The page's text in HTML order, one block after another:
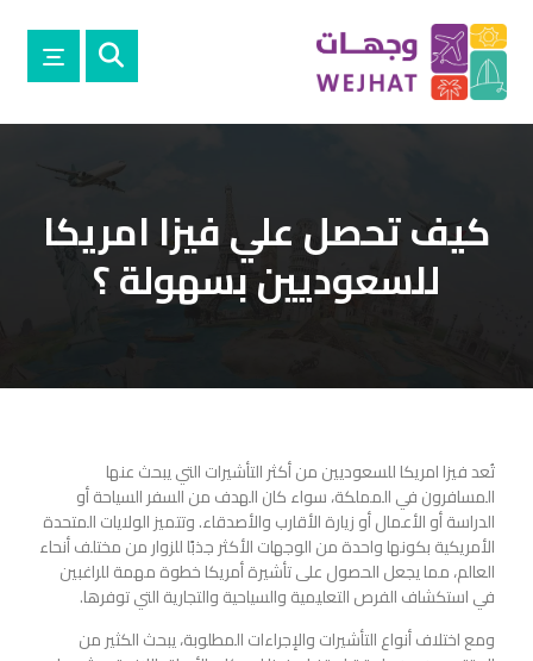
كيف تحصل علي فيزا امريكا
للسعوديين بسهولة ؟
تُعد فيزا امريكا للسعوديين من أكثر التأشيرات التي يبحث عنها
المسافرون في المملكة، سواء كان الهدف من السفر السياحة أو
الدراسة أو الأعمال أو زيارة الأقارب والأصدقاء. وتتميز الولايات المتحدة
الأمريكية بكونها واحدة من الوجهات الأكثر جذبًا للزوار من مختلف أنحاء
العالم، مما يجعل الحصول على تأشيرة أمريكا خطوة مهمة للراغبين
في استكشاف الفرص التعليمية والسياحية والتجارية التي توفرها.
ومع اختلاف أنواع التأشيرات والإجراءات المطلوبة، يبحث الكثير من